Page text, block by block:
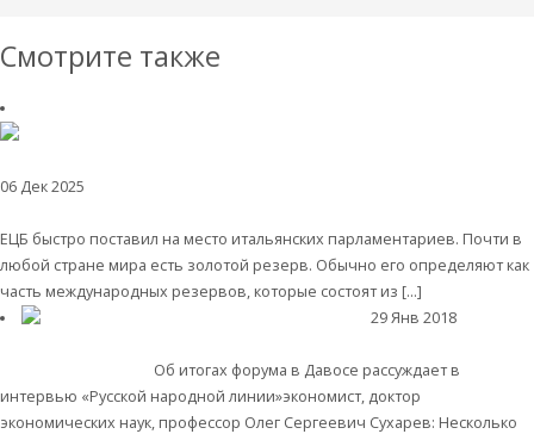
Смотрите также
06 Дек 2025
ЕЦБ быстро поставил на место итальянских парламентариев. Почти в
любой стране мира есть золотой резерв. Обычно его определяют как
часть международных резервов, которые состоят из […]
29 Янв 2018
Об итогах форума в Давосе рассуждает в
интервью «Русской народной линии»экономист, доктор
экономических наук, профессор Олег Сергеевич Сухарев: Несколько